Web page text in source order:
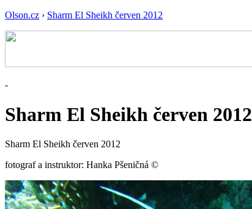
Olson.cz › Sharm El Sheikh červen 2012
-
Sharm El Sheikh červen 2012
Sharm El Sheikh červen 2012
fotograf a instruktor: Hanka Pšeničná ©